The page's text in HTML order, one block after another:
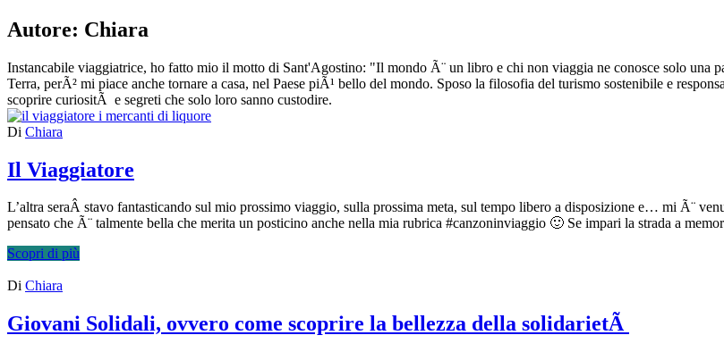
Autore: Chiara
Instancabile viaggiatrice, ho fatto mio il motto di Sant'Agostino: "Il mondo Ã¨ un libro e chi non viaggia ne conosce solo una
Terra, perÃ² mi piace anche tornare a casa, nel Paese piÃ¹ bello del mondo. Sposo la filosofia del turismo sostenibile e
scoprire curiositÃ e segreti che solo loro sanno custodire.
Di Chiara
Il Viaggiatore
L’altra seraÂ stavo fantasticando sul mio prossimo viaggio, sulla prossima meta, sul tempo libero a disposizione e… mi Ã¨
pensato che Ã¨ talmente bella che merita un posticino anche nella mia rubrica #canzoninviaggio 🙂 Se impari la strada a
Scopri di più
Di Chiara
Giovani Solidali, ovvero come scoprire la bellezza della solidarietÃ